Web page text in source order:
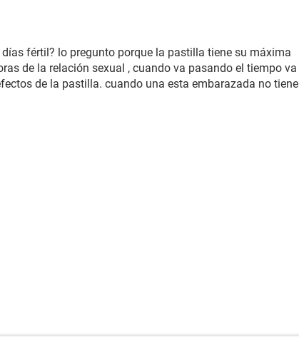
fértil? lo pregunto porque la pastilla tiene su máxima
de la relación sexual , cuando va pasando el tiempo va
de la pastilla. cuando una esta embarazada no tiene